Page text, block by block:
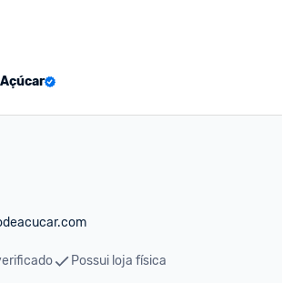
Possui loja física